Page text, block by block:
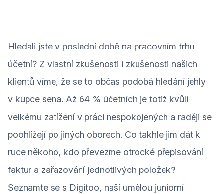
Hledali jste v poslední době na pracovním trhu
účetní? Z vlastní zkušenosti i zkušenosti našich
klientů víme, že se to občas podobá hledání jehly
v kupce sena. Až 64 % účetních je totiž kvůli
velkému zatížení v práci nespokojených a raději se
poohlížejí po jiných oborech. Co takhle jim dát k
ruce někoho, kdo převezme otrocké přepisování
faktur a zařazování jednotlivých položek?
Seznamte se s Digitoo, naší umělou juniorní